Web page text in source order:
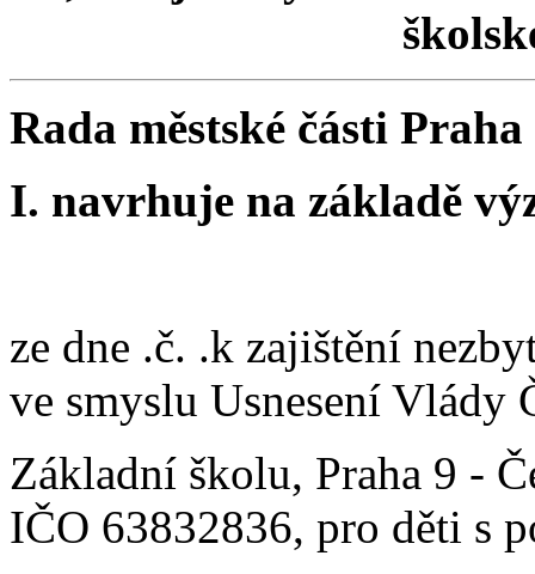
Rada městské části Praha
I. navrhuje na základě
ze dne .č. .k zajištění
ve smyslu Usnesení Vlády
Základní školu, Praha 9 -
IČO 63832836, pro děti s